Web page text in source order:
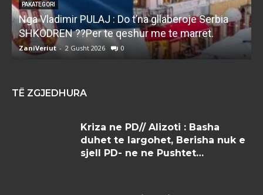
PAKATEGORI
Nga Vladimir PULAJ : Do t’na gllaberoje Serbia
SHKODREN ??Per te qeshur me te marret.
ZaniVeriut - 2 Gusht 2026 0
TË ZGJEDHURA
Kriza ne PD// Alizoti : Basha
duhet te largohet, Berisha nuk e
sjell PD- ne ne Pushtet…